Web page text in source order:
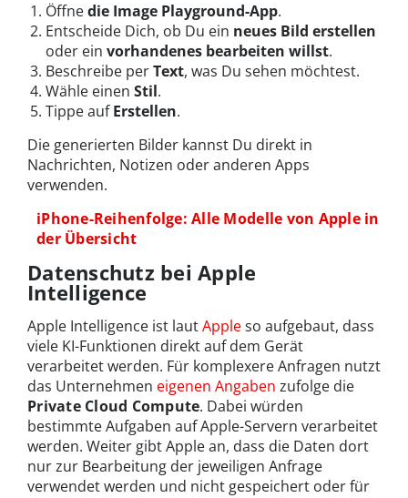
Öffnedie Image Playground-App.
Entscheide Dich, ob Du ein neues Bild erstellen
oder ein vorhandenes bearbeiten willst.
Beschreibe perText, was Du sehen möchtest.
Wähle einen Stil.
Tippe aufErstellen.
Die generierten Bilder kannst Du direkt in
Nachrichten, Notizen oder anderen Apps
verwenden.
iPhone-Reihenfolge: Alle Modelle von Apple in
der Übersicht
Datenschutz bei Apple
Intelligence
Apple Intelligence ist lautAppleso aufgebaut, dass
viele KI-Funktionen direkt auf dem Gerät
verarbeitet werden. Für komplexere Anfragen nutzt
das Unternehmen eigenen Angaben zufolge die
Private Cloud Compute. Dabei würden
bestimmte Aufgaben auf Apple-Servern verarbeitet
werden. Weiter gibt Apple an, dass die Daten dort
nur zur Bearbeitung der jeweiligen Anfrage
verwendet werden und nicht gespeichert oder für